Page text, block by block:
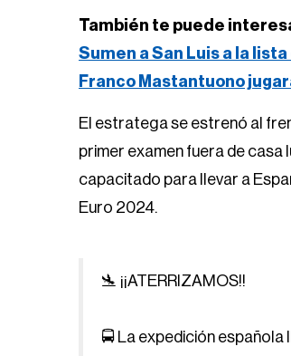
También te puede
Sumen a San Luis a la
Franco Mastantuono
El estratega se estrenó al
primer examen fuera de
capacitado para llevar a
Euro 2024.
🛬 ¡¡ATERRIZAMOS!!
🚍 La expedición